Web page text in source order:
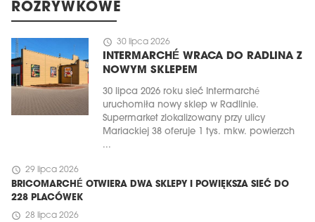
ROZRYWKOWE
schedule 30 lipca 2026
INTERMARCHÉ WRACA DO RADLINA Z
NOWYM SKLEPEM
30 lipca 2026 roku sieć Intermarché
uruchomiła nowy sklep w Radlinie.
Supermarket zlokalizowany przy ulicy
Mariackiej 38 oferuje 1 tys. mkw. powierzch
...
schedule 29 lipca 2026
BRICOMARCHÉ OTWIERA DWA SKLEPY I POWIĘKSZA SIEĆ DO
228 PLACÓWEK
schedule 28 lipca 2026